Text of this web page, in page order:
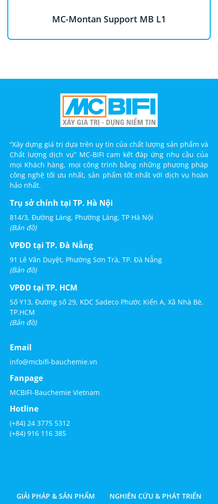
MC-Montan Support MB L1
“Xây dựng giá trị dựa trên uy tín của chất lượng sản phẩm và
Chất lượng dịch vụ” MC-BIFI cam kết đáp ứng nhu cầu của
mọi Khách hàng, mọi công trình bằng những phương pháp
công nghệ tối ưu nhất, sản phẩm tốt nhất với dịch vụ hoàn
hảo nhất.
Trụ sở chính tại TP. Hà Nội
814/3, Đường Láng, Phường Láng, TP Hà Nội
(Bản đồ)
VPĐD tại TP. Đà Nẵng
91 Lê Văn Duyệt, Phường Sơn Trà, TP. Đà Nẵng
(Bản đồ)
VPĐD tại TP. HCM
Số Y13, Đường số 29, KDC Sadeco Phước Kiển A, Xã Nhà Bè,
TP.HCM
(Bản đồ)
Email
info@mcbifi-bauchemie.vn
Fanpage
MCBIFI-Bauchemie Vietnam
Hotline
(+84) 24 3775 5312
(+84) 916 116 385
GIẢI PHÁP & SẢN PHẨM NGHIÊN CỨU & PHÁT TRIỂN